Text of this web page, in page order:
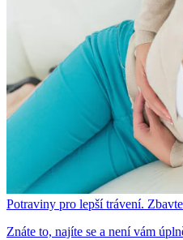
Potraviny pro lepší trávení.
Znáte to, najíte se a není vám